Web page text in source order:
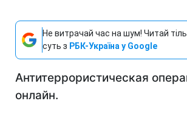
Не витрачай час на шум! Читай
суть з РБК-Україна у Google
Антитеррористическая
онлайн.